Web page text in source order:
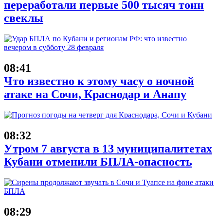
переработали первые 500 тысяч тонн
свеклы
08:41
Что известно к этому часу о ночной
атаке на Сочи, Краснодар и Анапу
08:32
Утром 7 августа в 13 муниципалитетах
Кубани отменили БПЛА-опасность
08:29